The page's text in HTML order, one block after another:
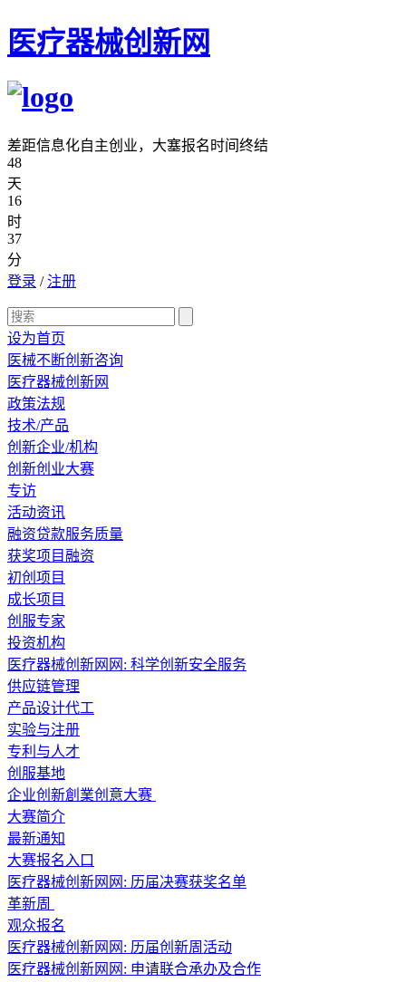
医疗器械创新网
差距信息化自主创业，大塞报名时间终结
48
天
16
时
37
分
登录 /注册
设为首页
医械不断创新咨询
医疗器械创新网
政策法规
技术/产品
创新企业/机构
创新创业大赛
专访
活动资讯
融资贷款服务质量
获奖项目融资
初创项目
成长项目
创服专家
投资机构
医疗器械创新网网: 科学创新安全服务
供应链管理
产品设计代工
实验与注册
专利与人才
创服基地
企业创新創業创意大赛
大赛简介
最新通知
大赛报名入口
医疗器械创新网网: 历届决赛获奖名单
革新周
观众报名
医疗器械创新网网: 历届创新周活动
医疗器械创新网网: 申请联合承办及合作